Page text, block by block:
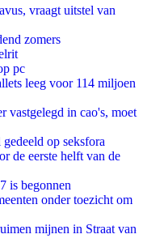
vraagt uitstel van
zomers
pc
leeg voor 114 miljoen
vastgelegd in cao's, moet
op seksfora
de eerste helft van de
is begonnen
onder toezicht om
mijnen in Straat van